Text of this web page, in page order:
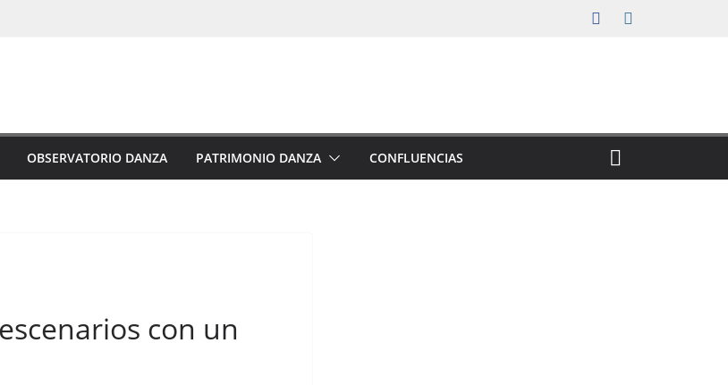
OBSERVATORIO DANZA PATRIMONIO DANZA CONFLUENCIAS
con un